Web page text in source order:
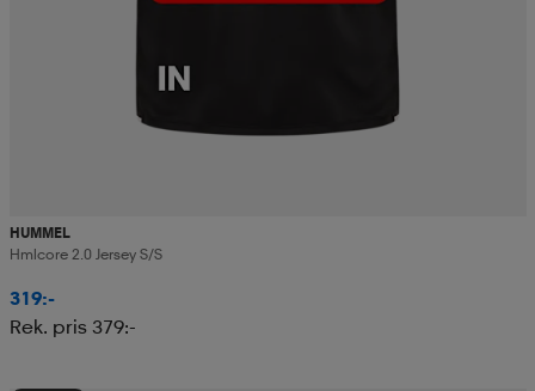
HUMMEL
Hmlcore 2.0 Jersey S/s
319:-
Rek. pris 379:-